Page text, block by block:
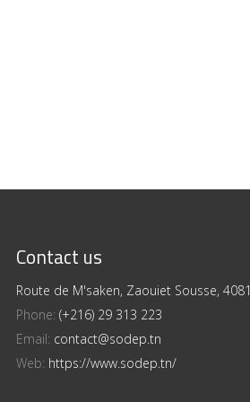
Contact us
Route de M'saken, Zaouiet Sousse, 4081
Phone: (+216) 29 313 223
Email: contact@sodep.tn
Web: https://www.sodep.tn/